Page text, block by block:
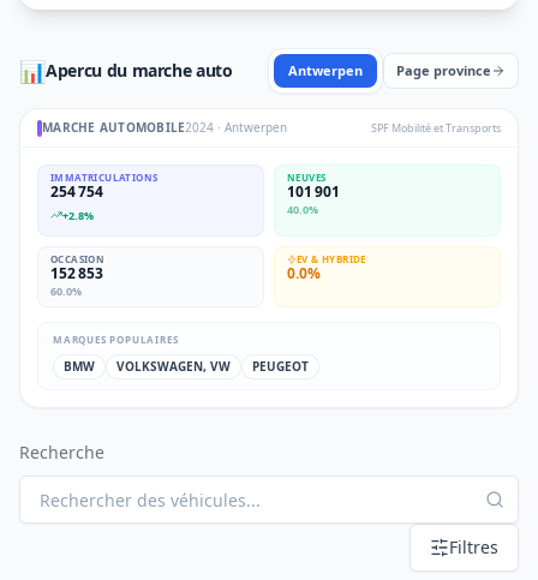
📊Apercu du marche auto Antwerpen Page province
MARCHE AUTOMOBILE2024 ·Antwerpen SPF Mobilité et Transports
IMMATRICULATIONS
254 754
+2.8%
NEUVES
101 901
40.0%
OCCASION
152 853
60.0%
EV & HYBRIDE
0.0%
MARQUES POPULAIRES
BMW VOLKSWAGEN, VW PEUGEOT
Recherche
Filtres